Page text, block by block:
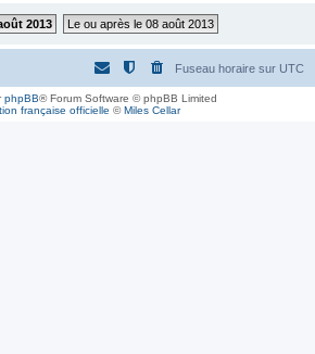
h
2013 Le ou après le 08 août 2013
Fuseau horaire sur UTC
phpBB® Forum Software © phpBB Limited
française officielle ©Miles Cellar